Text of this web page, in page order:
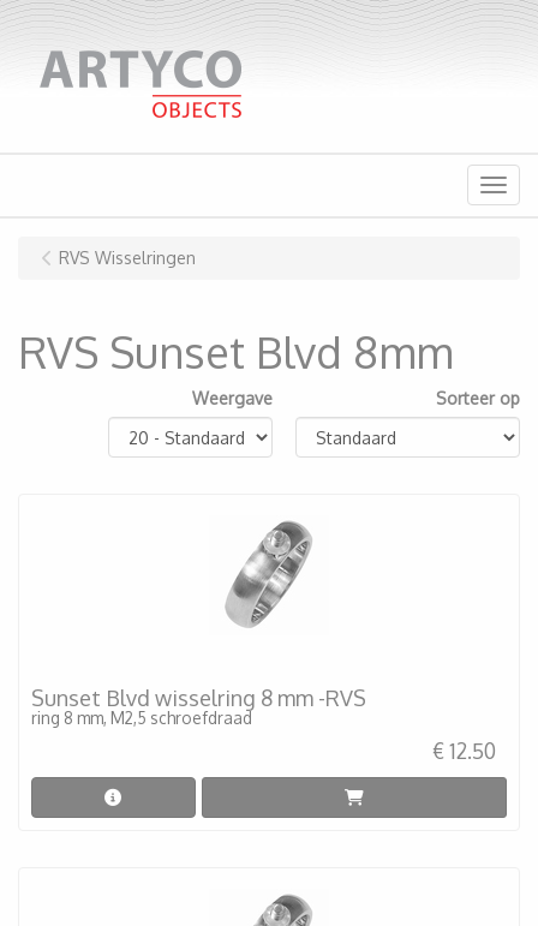
Menu
RVS Wisselringen
RVS Sunset Blvd 8mm
Weergave Sorteer op
Sunset Blvd wisselring 8 mm -RVS
ring 8 mm, M2,5 schroefdraad
€ 12.50